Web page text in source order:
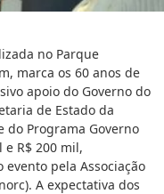
no Parque
marca os 60 anos de
apoio do Governo do
de Estado da
do Programa Governo
R$ 200 mil,
pela Associação
A expectativa dos